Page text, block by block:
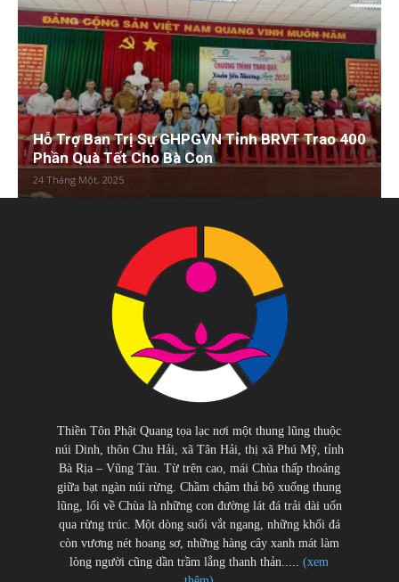
Hỗ Trợ Ban Trị Sự GHPGVN Tỉnh BRVT Trao 400
Phần Quà Tết Cho Bà Con
24 Tháng Một, 2025
Thiền Tôn Phật Quang tọa lạc nơi một thung lũng thuộc
núi Dinh, thôn Chu Hải, xã Tân Hải, thị xã Phú Mỹ, tỉnh
Bà Rịa – Vũng Tàu. Từ trên cao, mái Chùa thấp thoáng
giữa bạt ngàn núi rừng. Chầm chậm thả bộ xuống thung
lũng, lối về Chùa là những con đường lát đá trải dài uốn
qua rừng trúc. Một dòng suối vắt ngang, những khối đá
còn vương nét hoang sơ, những hàng cây xanh mát làm
lòng người cũng dần trầm lắng thanh thản.....(xem